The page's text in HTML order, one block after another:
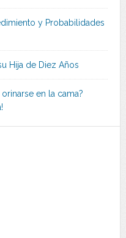
y Probabilidades
Hija de Diez Años
en la cama?